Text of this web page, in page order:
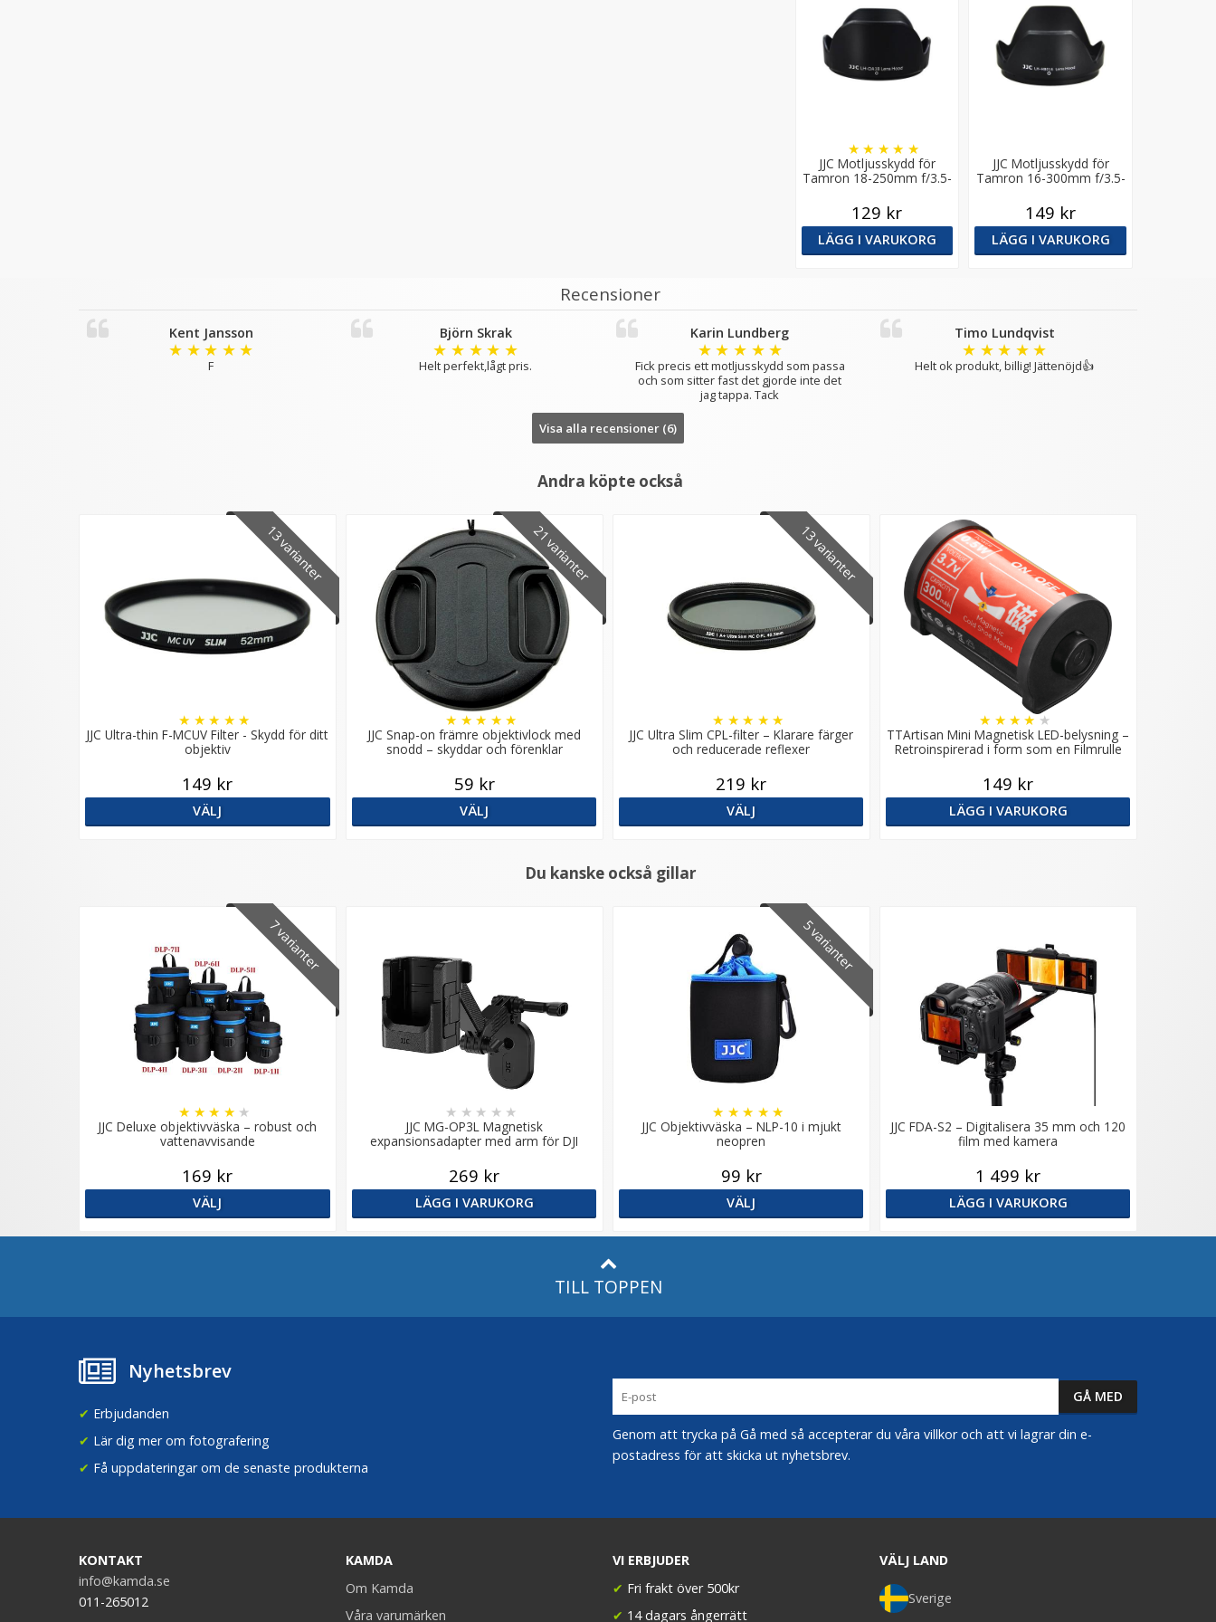
JJC Motljusskydd för
Tamron 18-250mm f/3.5-
★ ★ ★ ★ ★
129 kr
LÄGG I VARUKORG
JJC Motljusskydd för
Tamron 16-300mm f/3.5-
149 kr
LÄGG I VARUKORG
Recensioner
Kent Jansson
★ ★★ ★ ★
F
Björn Skrak
★ ★ ★ ★ ★
Helt perfekt,lågt pris.
Karin Lundberg
★ ★ ★ ★ ★
Fick precis ett motljusskydd som passa
och som sitter fast det gjorde inte det
jag tappa. Tack
Timo Lundqvist
★ ★ ★ ★ ★
Helt ok produkt, billig! Jättenöjd👍
Visa alla recensioner (6)
Andra köpte också
13 varianter
JJC Ultra-thin F-MCUV Filter - Skydd för ditt
objektiv
★ ★ ★ ★ ★
149 kr
VÄLJ
21 varianter
JJC Snap-on främre objektivlock med
snodd – skyddar och förenklar
★ ★ ★ ★ ★
59 kr
VÄLJ
13 varianter
JJC Ultra Slim CPL-filter – Klarare färger
och reducerade reflexer
★ ★ ★ ★ ★
219 kr
VÄLJ
TTArtisan Mini Magnetisk LED-belysning –
Retroinspirerad i form som en Filmrulle
★ ★ ★ ★★
149 kr
LÄGG I VARUKORG
Du kanske också gillar
7 varianter
JJC Deluxe objektivväska – robust och
vattenavvisande
★ ★ ★ ★ ★
169 kr
VÄLJ
JJC MG-OP3L Magnetisk
expansionsadapter med arm för DJI
Osmo Pocket 3
★ ★ ★ ★ ★
269 kr
LÄGG I VARUKORG
5 varianter
JJC Objektivväska – NLP-10 i mjukt
neopren
★ ★ ★ ★ ★
99 kr
VÄLJ
JJC FDA-S2 – Digitalisera 35 mm och 120
film med kamera
1 499 kr
LÄGG I VARUKORG
TILL TOPPEN
Nyhetsbrev
✔ Erbjudanden
✔ Lär dig mer om fotografering
✔ Få uppdateringar om de senaste produkterna
Genom att trycka på Gå med så accepterar du våra villkor och att vi lagrar din e-
postadress för att skicka ut nyhetsbrev.
KONTAKT
info@kamda.se
011-265012
KAMDA
Om Kamda
Våra varumärken
VI ERBJUDER
✔ Fri frakt över 500kr
✔ 14 dagars ångerrätt
VÄLJ LAND
Sverige